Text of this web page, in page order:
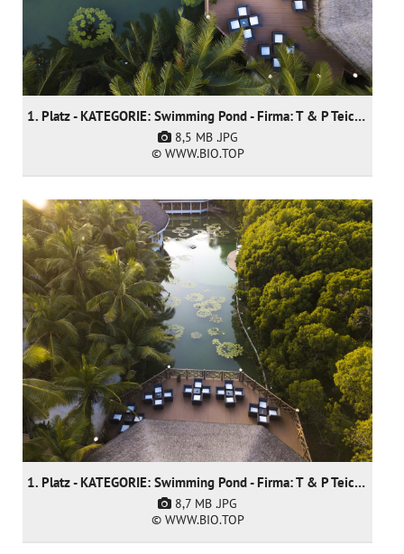
1. Platz - KATEGORIE: Swimming Pond - Firma: T & P Teich und Pool GmbH
8,5 MB .JPG
© WWW.BIO.TOP
1. Platz - KATEGORIE: Swimming Pond - Firma: T & P Teich und Pool GmbH
8,7 MB .JPG
© WWW.BIO.TOP